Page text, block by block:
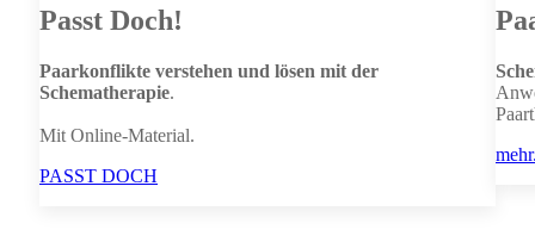
Passt Doch!
Paarkonflikte verstehen und lösen mit der
Schematherapie.
Mit Online-Material.
PASST DOCH